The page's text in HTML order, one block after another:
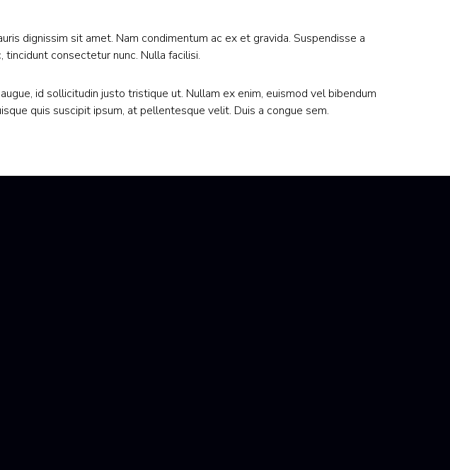
dignissim sit amet. Nam condimentum ac ex et gravida. Suspendisse a
tincidunt consectetur nunc. Nulla facilisi.
id sollicitudin justo tristique ut. Nullam ex enim, euismod vel bibendum
quis suscipit ipsum, at pellentesque velit. Duis a congue sem.